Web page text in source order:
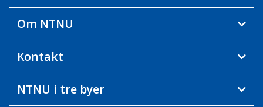
Om NTNU
Kontakt
NTNU i tre byer